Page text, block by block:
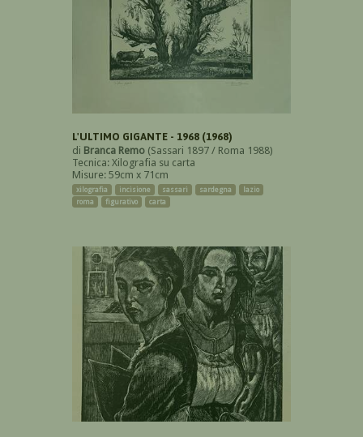
L'ULTIMO GIGANTE - 1968 (1968)
di Branca Remo (Sassari 1897 / Roma 1988)
Tecnica: Xilografia su carta
Misure: 59cm x 71cm
xilografia incisione sassari sardegna
lazio
roma
figurativo carta